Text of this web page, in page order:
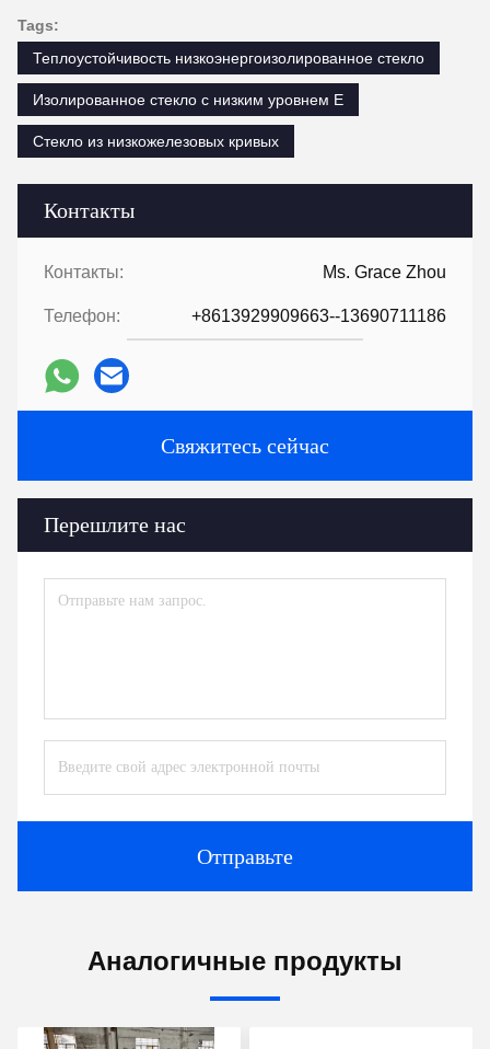
Контакты
Контакты: Ms. Grace Zhou
Телефон: +8613929909663--13690711186
Свяжитесь сейчас
Перешлите нас
Отправьте
Tags:
Теплоустойчивость низкоэнергоизолированное стекло
Изолированное стекло с низким уровнем E
Стекло из низкожелезовых кривых
Аналогичные продукты